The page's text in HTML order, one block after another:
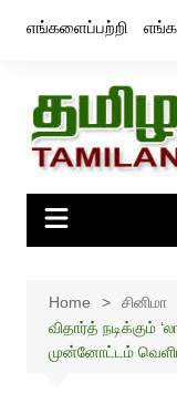
எங்களைப்பற்றி
Home சினிமா
விதார்த் நடிக்கும்
முன்னோட்டம்